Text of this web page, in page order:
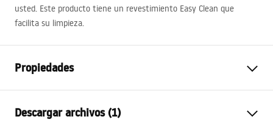
usted. Este producto tiene un revestimiento Easy Clean que
facilita su limpieza.
Propiedades
Color
Descargar archivos (1)